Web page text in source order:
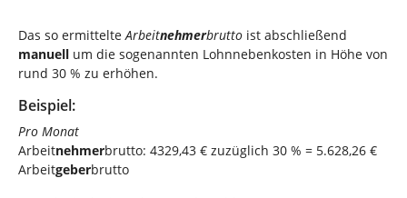
Das so ermittelte Arbeitnehmerbrutto ist abschließend
manuell um die sogenannten Lohnnebenkosten in Höhe von
rund 30 % zu erhöhen.
Beispiel:
Pro Monat
Arbeitnehmerbrutto: 4329,43 € zuzüglich 30 % = 5.628,26 €
Arbeitgeberbrutto